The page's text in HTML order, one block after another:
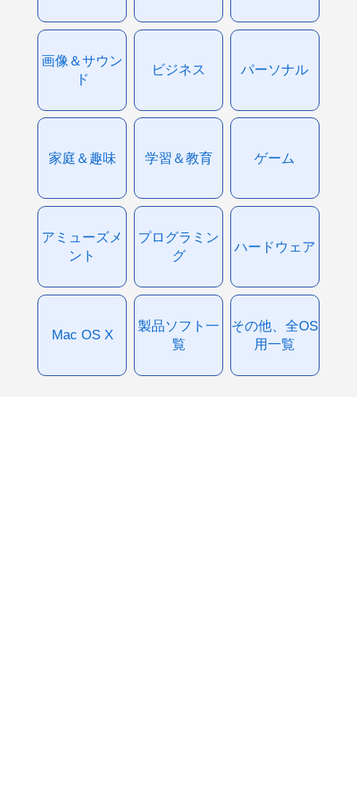
画像＆サウン
ド
ビジネス パーソナル
家庭＆趣味 学習＆教育 ゲーム
アミューズメ
ント
プログラミン
グ
ハードウェア
Mac OS X
製品ソフト一
覧
その他、全OS
用一覧